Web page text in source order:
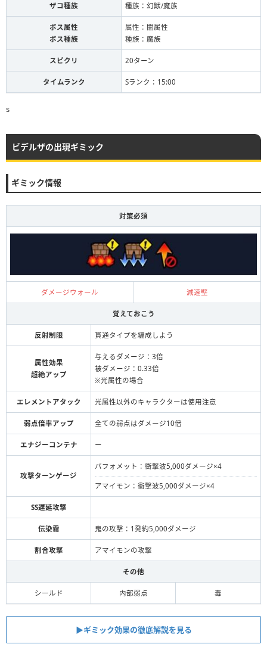
ザコ種族
種族：幻獣/魔族
ボス属性
ボス種族
属性：闇属性
種族：魔族
スピクリ 20ターン
タイムランク Sランク：15:00
s
ビデルザの出現ギミック
ギミック情報
対策必須
ダメージウォール 減速壁
覚えておこう
反射制限 貫通タイプを編成しよう
属性効果
超絶アップ
与えるダメージ：3倍
被ダメージ：0.33倍
※光属性の場合
エレメントアタック 光属性以外のキャラクターは使用注意
弱点倍率アップ 全ての弱点はダメージ10倍
エナジーコンテナ ー
攻撃ターンゲージ
バフォメット：衝撃波5,000ダメージ×4
アマイモン：衝撃波5,000ダメージ×4
SS遅延攻撃
伝染霧 鬼の攻撃：1発約5,000ダメージ
割合攻撃 アマイモンの攻撃
その他
シールド 内部弱点 毒
▶︎ギミック効果の徹底解説を見る